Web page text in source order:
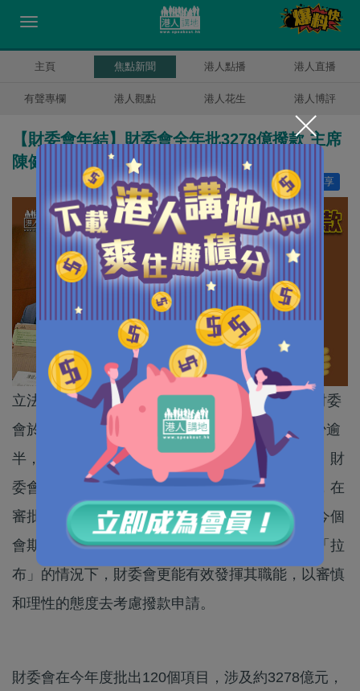
主頁 焦點新聞 港人點播 港人直播
有聲專欄 港人觀點 港人花生 港人博評
【財委會年結】財委會全年批3278億撥款 主席
陳健波：沒了「拉布」運作暢順
分享
讚好 5
立法會財務委員會昨日(26日)舉行年結記者會，財委
會於2020/21年度舉行48次會議，較上個會期減少逾
半，但批出的項目是今屆立法會最多的一個年度。財
委會主席陳健波表示，財委會於本會期運作暢順，在
審批撥款項目方面取得豐碩成果。他又指，雖然今個
會期財委會整體會議次數和時數減少，但在沒有「拉
布」的情況下，財委會更能有效發揮其職能，以審慎
和理性的態度去考慮撥款申請。
財委會在今年度批出120個項目，涉及約3278億元，